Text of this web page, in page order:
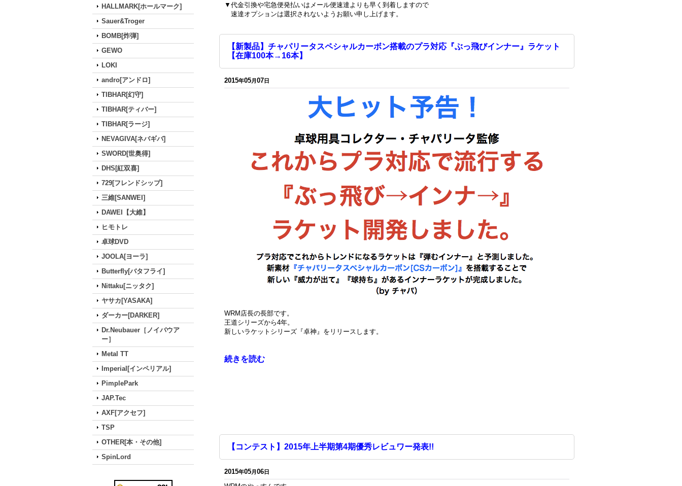
HALLMARK[ホールマーク]
Sauer&Troger
BOMB[炸弾]
GEWO
LOKI
andro[アンドロ]
TIBHAR[幻守]
TIBHAR[ティバー]
TIBHAR[ラージ]
NEVAGIVA[ネバギバ]
SWORD[世奥得]
DHS[紅双喜]
729[フレンドシップ]
三維[SANWEI]
DAWEI【大維】
ヒモトレ
卓球DVD
JOOLA[ヨーラ]
Butterfly[バタフライ]
Nittaku[ニッタク]
ヤサカ[YASAKA]
ダーカー[DARKER]
Dr.Neubauer［ノイバウア
ー］
Metal TT
Imperial[インペリアル]
PimplePark
JAP.Tec
AXF[アクセフ]
TSP
OTHER[本・その他]
SpinLord
▼代金引換や宅急便発払いはメール便速達よりも早く到着しますので
速達オプションは選択されないようお願い申し上げます。
【新製品】チャパリータスペシャルカーボン搭載のプラ対応『ぶっ飛びインナー』ラケット
【在庫100本→16本】
2015年05月07日
WRM店長の長部です。
王道シリーズから4年。
新しいラケットシリーズ『卓神』をリリースします。
続きを読む
【コンテスト】2015年上半期第4期優秀レビュワー発表!!
2015年05月06日